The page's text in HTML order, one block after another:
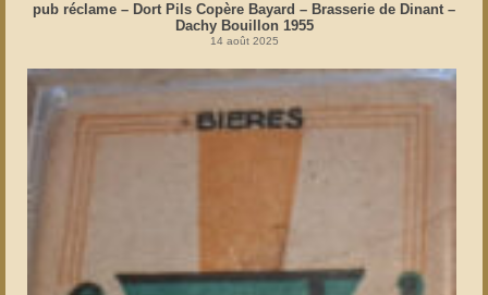
pub réclame – Dort Pils Copère Bayard – Brasserie de Dinant –
Dachy Bouillon 1955
14 août 2025